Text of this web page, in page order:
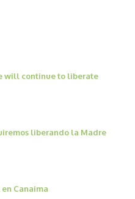
will continue to liberate
liberando la Madre
Canaima